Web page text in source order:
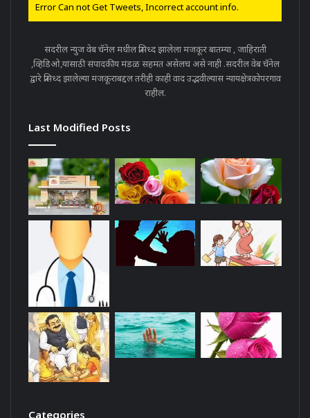
Error Can not Get Tweets, Incorrect account info.
सदरील न्युज वेब चॅनेल मधील प्रसिध्द झालेला मजकूर बातम्या , जाहिराती
,व्हिडिओ,यांसाठी संपादकीय मंडळ सहमत असेलच असे नाही .सदरील वेब चॅनेल
द्वारे प्रसिध्द झालेल्या मजकूराबद्दल तरीही काही वाद उद्भवील्यास न्यायक्षेत्रकोपरगाव
राहील.
Last Modified Posts
Categories